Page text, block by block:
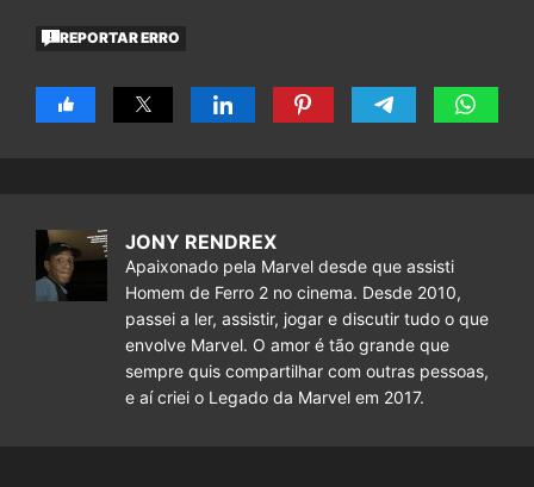
REPORTAR ERRO
JONY RENDREX
Apaixonado pela Marvel desde que assisti
Homem de Ferro 2 no cinema. Desde 2010,
passei a ler, assistir, jogar e discutir tudo o que
envolve Marvel. O amor é tão grande que
sempre quis compartilhar com outras pessoas,
e aí criei o Legado da Marvel em 2017.